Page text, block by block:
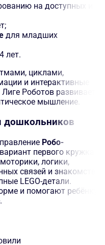
на доступных и
для младших
лет.
циклами,
и интерактивные
Роботов развивает
мышление.
дошкольников
Робо-
первого кружка
логики,
связей и знакомство
LEGO-детали.
и помогают ребёнку